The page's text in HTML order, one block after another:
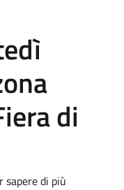
di
sapere di più